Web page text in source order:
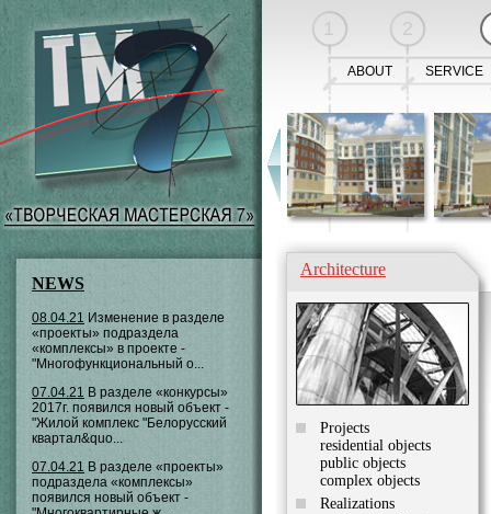
NEWS
08.04.21 Изменение в разделе
«проекты» подраздела
«комплексы» в проекте -
"Многофункциональный о...
07.04.21 В разделе «конкурсы»
2017г. появился новый объект -
"Жилой комплекс "Белорусский
квартал&quo...
07.04.21 В разделе «проекты»
подраздела «комплексы»
появился новый объект -
2
SERVICE
1
ABOUT
Architecture
Projects
residential objects
public objects
complex objects
Realizations